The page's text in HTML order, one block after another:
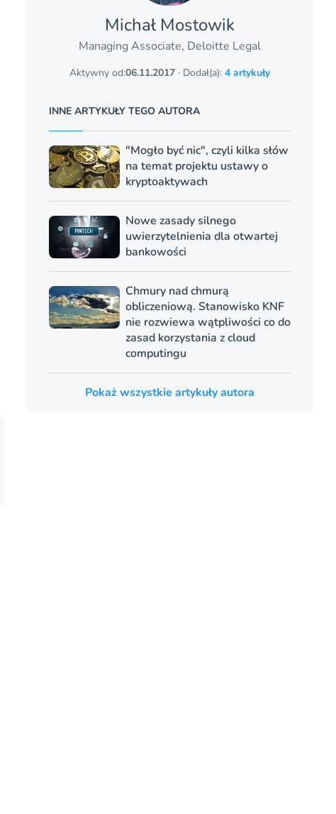
Michał Mostowik
Managing Associate, Deloitte Legal
Aktywny od:06.11.2017· Dodał(a): 4 artykuły
INNE ARTYKUŁY TEGO AUTORA
"Mogło być nic", czyli kilka słów
na temat projektu ustawy o
kryptoaktywach
Nowe zasady silnego
uwierzytelnienia dla otwartej
bankowości
Chmury nad chmurą
obliczeniową. Stanowisko KNF
nie rozwiewa wątpliwości co do
zasad korzystania z cloud
computingu
Pokaż wszystkie artykuły autora